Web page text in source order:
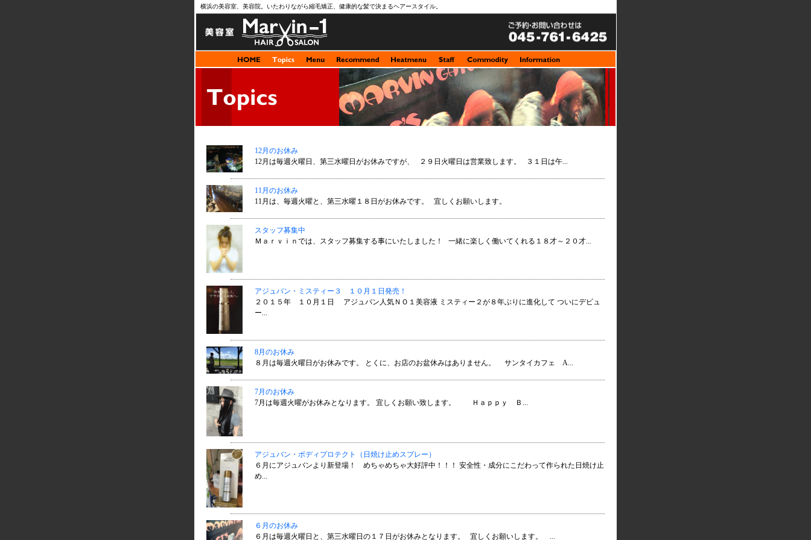
横浜の美容室、美容院。いたわりながら縮毛矯正、健康的な髪で決まるヘアースタイル。
12月のお休み
12月は毎週火曜日、第三水曜日がお休みですが、 ２９日火曜日は営業致します。 ３１日は午...
11月のお休み
11月は、毎週火曜と、第三水曜１８日がお休みです。 宜しくお願いします。
スタッフ募集中
Ｍａｒｖｉｎでは、スタッフ募集する事にいたしました！ 一緒に楽しく働いてくれる１８才～２０才...
アジュバン・ミスティー３ １０月１日発売！
２０１５年 １０月１日 アジュバン人気ＮＯ１美容液 ミスティー２が８年ぶりに進化して ついにデビュ
ー...
8月のお休み
８月は毎週火曜日がお休みです。 とくに、お店のお盆休みはありません。 サンタイカフェ A...
7月のお休み
7月は毎週火曜がお休みとなります。 宜しくお願い致します。 Ｈａｐｐｙ Ｂ...
アジュバン・ボディプロテクト（日焼け止めスプレー）
６月にアジュバンより新登場！ めちゃめちゃ大好評中！！！ 安全性・成分にこだわって作られた日焼け止
め...
６月のお休み
６月は毎週火曜日と、第三水曜日の１７日がお休みとなります。 宜しくお願いします。 ...